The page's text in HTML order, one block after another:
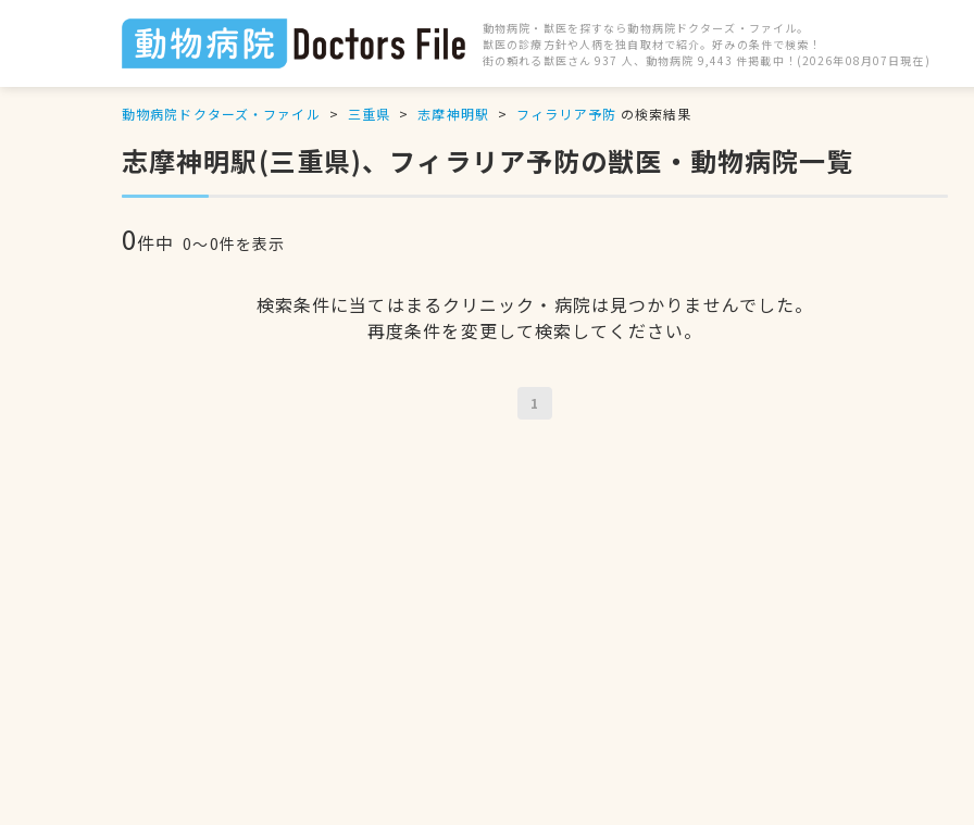
動物病院・獣医を探すなら動物病院ドクターズ・ファイル。
獣医の診療方針や人柄を独自取材で紹介。好みの条件で検索！
街の頼れる獣医さん 937 人、動物病院 9,443 件掲載中！(2026年08月07日現在)
動物病院ドクターズ・ファイル 三重県 志摩神明駅 フィラリア予防 の検索結果
志摩神明駅(三重県)、フィラリア予防の獣医・動物病院一覧
0件中 0〜0件を表示
検索条件に当てはまるクリニック・病院は見つかりませんでした。
再度条件を変更して検索してください。
1